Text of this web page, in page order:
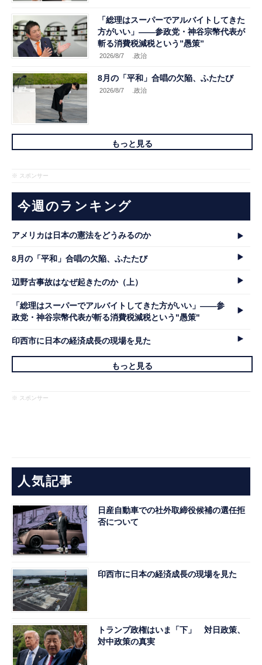
「総理はスーパーでアルバイトしてきた
方がいい」――参政党・神谷宗幣代表が
斬る消費税減税という”愚策”
2026/8/7 .政治
8月の「平和」合唱の欠陥、ふたたび
2026/8/7 .政治
もっと見る
※ スポンサー
今週のランキング
アメリカは日本の憲法をどうみるのか
8月の「平和」合唱の欠陥、ふたたび
辺野古事故はなぜ起きたのか（上）
「総理はスーパーでアルバイトしてきた方がいい」――参
政党・神谷宗幣代表が斬る消費税減税という"愚策"
印西市に日本の経済成長の現場を見た
もっと見る
※ スポンサー
人気記事
日産自動車での社外取締役候補の選任拒
否について
印西市に日本の経済成長の現場を見た
トランプ政権はいま「下」 対日政策、
対中政策の真実